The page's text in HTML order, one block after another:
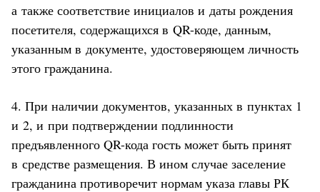
а также соответствие инициалов и даты рождения
посетителя, содержащихся в QR-коде, данным,
указанным в документе, удостоверяющем личность
этого гражданина.
4. При наличии документов, указанных в пунктах 1
и 2, и при подтверждении подлинности
предъявленного QR-кода гость может быть принят
в средстве размещения. В ином случае заселение
гражданина противоречит нормам указа главы РК